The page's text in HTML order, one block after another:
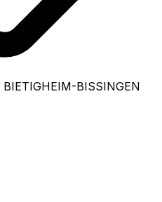
BIETIGHEIM-BISSINGEN